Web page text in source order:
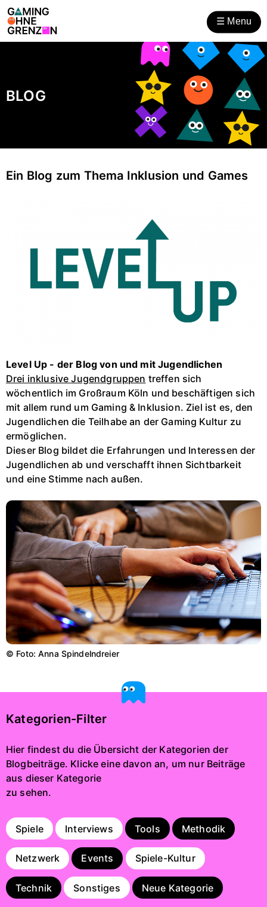
Zum
Inhalt
Zur
Hilfsnavigation
☰ Menu
öffnen
BLOG
Ein Blog zum Thema Inklusion und Games
Level Up - der Blog von und mit Jugendlichen
Drei inklusive Jugendgruppen treffen sich
wöchentlich im Großraum Köln und beschäftigen sich
mit allem rund um Gaming & Inklusion. Ziel ist es, den
Jugendlichen die Teilhabe an der Gaming Kultur zu
ermöglichen.
Dieser Blog bildet die Erfahrungen und Interessen der
Jugendlichen ab und verschafft ihnen Sichtbarkeit
und eine Stimme nach außen.
© Foto: Anna Spindelndreier
Kategorien-Filter
Hier findest du die Übersicht der Kategorien der
Blogbeiträge. Klicke eine davon an, um nur Beiträge
aus dieser Kategorie
zu sehen.
Spiele Interviews Tools Methodik
Netzwerk Events Spiele-Kultur
Technik Sonstiges Neue Kategorie